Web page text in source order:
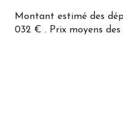
plain qui permet les
pente.
Le tout sur un terrain
L'installation
Un poêle à bois dans
L'assainissement
Montant estimé des
032 € . Prix moyens